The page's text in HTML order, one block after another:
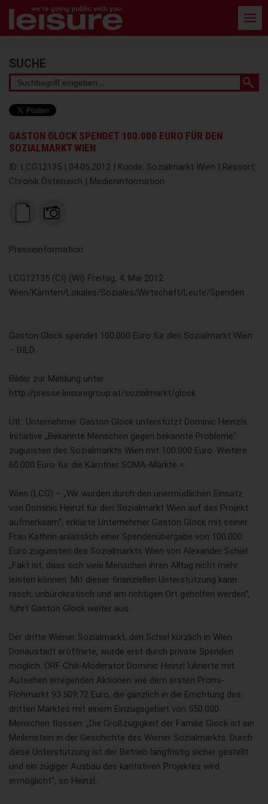
Barrierefreie
Bedienung
der
Stichwortsuche
SUCHE
GASTON GLOCK SPENDET 100.000 EURO FÜR DEN
SOZIALMARKT WIEN
ID: LCG12135 | 04.05.2012 | Kunde: Sozialmarkt Wien | Ressort:
Chronik Österreich | Medieninformation
Presseinformation
LCG12135 (CI) (WI) Freitag, 4. Mai 2012
Wien/Kärnten/Lokales/Soziales/Wirtschaft/Leute/Spenden
Gaston Glock spendet 100.000 Euro für den Sozialmarkt Wien
– BILD
Bilder zur Meldung unter
http://presse.leisuregroup.at/sozialmarkt/glock
Utl.: Unternehmer Gaston Glock unterstützt Dominic Heinzls
Initiative „Bekannte Menschen gegen bekannte Probleme“
zugunsten des Sozialmarkts Wien mit 100.000 Euro. Weitere
60.000 Euro für die Kärntner SOMA-Märkte =
Wien (LCG) – „Wir wurden durch den unermüdlichen Einsatz
von Dominic Heinzl für den Sozialmarkt Wien auf das Projekt
aufmerksam“, erklärte Unternehmer Gaston Glock mit seiner
Frau Kathrin anlässlich einer Spendenübergabe von 100.000
Euro zugunsten des Sozialmarkts Wien von Alexander Schiel.
„Fakt ist, dass sich viele Menschen ihren Alltag nicht mehr
leisten können. Mit dieser finanziellen Unterstützung kann
rasch, unbürokratisch und am richtigen Ort geholfen werden“,
führt Gaston Glock weiter aus.
Der dritte Wiener Sozialmarkt, den Schiel kürzlich in Wien
Donaustadt eröffnete, wurde erst durch private Spenden
möglich. ORF Chili-Moderator Dominic Heinzl lukrierte mit
Aufsehen erregenden Aktionen wie dem ersten Promi-
Flohmarkt 93.509,72 Euro, die gänzlich in die Errichtung des
dritten Marktes mit einem Einzugsgebiet von 550.000
Menschen flossen. „Die Großzügigkeit der Familie Glock ist ein
Meilenstein in der Geschichte des Wiener Sozialmarkts. Durch
diese Unterstützung ist der Betrieb langfristig sicher gestellt
und ein zügiger Ausbau des karitativen Projektes wird
ermöglicht“, so Heinzl.